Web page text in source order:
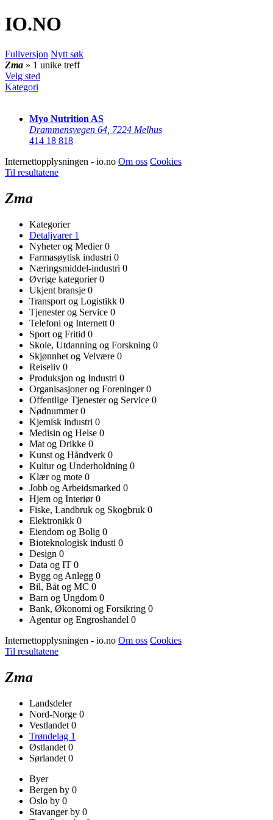
IO.NO
Fullversjon Nytt søk
Zma » 1 unike treff
Velg sted
Kategori
Myo Nutrition AS
Drammensvegen 64 7224 Melhus
414 18 818
Internettopplysningen - io.no Om oss Cookies
Til resultatene
Zma
Kategorier
Detaljvarer 1
Nyheter og Medier0
Farmasøytisk industri 0
Næringsmiddel-industri 0
Øvrige kategorier0
Ukjent bransje 0
Transport og Logistikk 0
Tjenester og Service 0
Telefoni og Internett 0
Sport og Fritid 0
Skole, Utdanning og Forskning 0
Skjønnhet og Velvære 0
Reiseliv 0
Produksjon og Industri 0
Organisasjoner og Foreninger0
Offentlige Tjenester og Service 0
Nødnummer0
Kjemisk industri 0
Medisin og Helse 0
Mat og Drikke 0
Kunst og Håndverk 0
Kultur og Underholdning 0
Klær og mote 0
Jobb og Arbeidsmarked 0
Hjem og Interiør0
Fiske, Landbruk og Skogbruk 0
Elektronikk 0
Eiendom og Bolig 0
Bioteknologisk industi 0
Design 0
Data og IT 0
Bygg og Anlegg 0
Bil, Båt og MC 0
Barn og Ungdom 0
Bank, Økonomi og Forsikring 0
Agentur og Engroshandel 0
Internettopplysningen - io.no Om oss Cookies
Til resultatene
Zma
Landsdeler
Nord-Norge 0
Vestlandet 0
Trøndelag 1
Østlandet 0
Sørlandet 0
Byer
Bergen by 0
Oslo by 0
Stavanger by 0